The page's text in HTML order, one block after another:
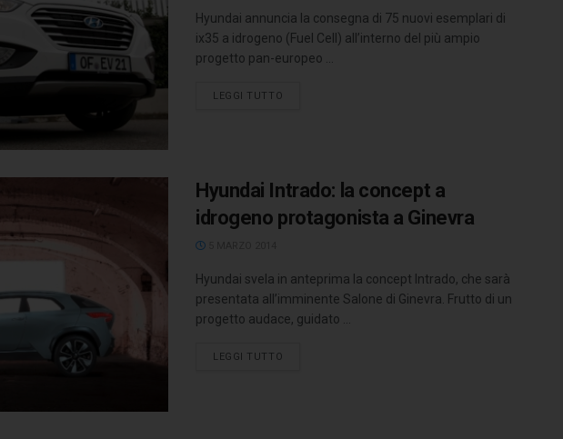
Hyundai annuncia la consegna di 75 nuovi esemplari di
ix35 a idrogeno (Fuel Cell) all’interno del più ampio
progetto pan-europeo ...
LEGGI TUTTO
Hyundai Intrado: la concept a
idrogeno protagonista a Ginevra
Hyundai svela in anteprima la concept Intrado, che sarà
presentata all’imminente Salone di Ginevra. Frutto di un
progetto audace, guidato ...
LEGGI TUTTO